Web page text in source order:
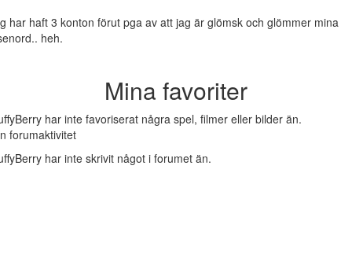
har haft 3 konton förut pga av att jag är glömsk och glömmer mina
heh.
Mina favoriter
har inte favoriserat några spel, filmer eller bilder än.
forumaktivitet
har inte skrivit något i forumet än.